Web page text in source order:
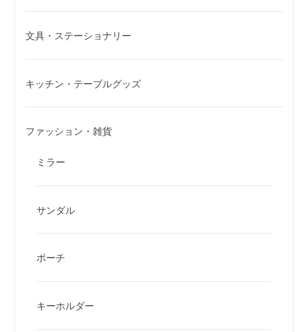
文具・ステーショナリー
キッチン・テーブルグッズ
ファッション・雑貨
ミラー
サンダル
ポーチ
キーホルダー